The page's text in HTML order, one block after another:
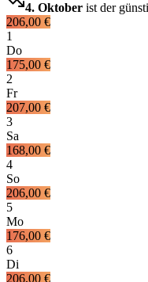
4. Oktober ist der
206,00 €
1
Do
175,00 €
2
Fr
207,00 €
3
Sa
168,00 €
4
So
206,00 €
5
Mo
176,00 €
6
Di
206,00 €